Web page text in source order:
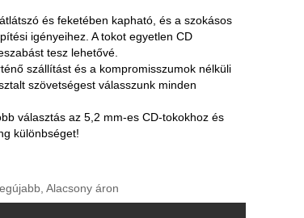
és feketében kapható, és a szokásos
igényeihez. A tokot egyetlen CD
tesz lehetővé.
szállítást és a kompromisszumok nélküli
szövetségest válasszunk minden
választás az 5,2 mm-es CD-tokokhoz és
különbséget!
Alacsony áron